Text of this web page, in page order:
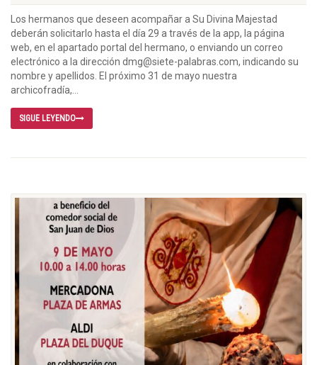
Los hermanos que deseen acompañar a Su Divina Majestad
deberán solicitarlo hasta el día 29 a través de la app, la página
web, en el apartado portal del hermano, o enviando un correo
electrónico a la dirección dmg@siete-palabras.com, indicando su
nombre y apellidos. El próximo 31 de mayo nuestra
archicofradía,...
SIGUE LEYENDO